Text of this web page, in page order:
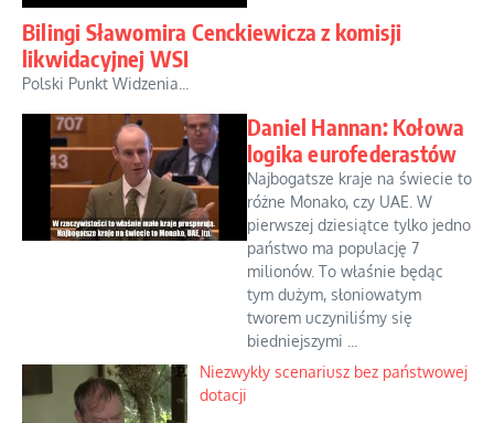
Bilingi Sławomira Cenckiewicza z komisji
likwidacyjnej WSI
Polski Punkt Widzenia...
Daniel Hannan: Kołowa
logika eurofederastów
Najbogatsze kraje na świecie to
różne Monako, czy UAE. W
pierwszej dziesiątce tylko jedno
państwo ma populację 7
milionów. To właśnie będąc
tym dużym, słoniowatym
tworem uczyniliśmy się
biedniejszymi ...